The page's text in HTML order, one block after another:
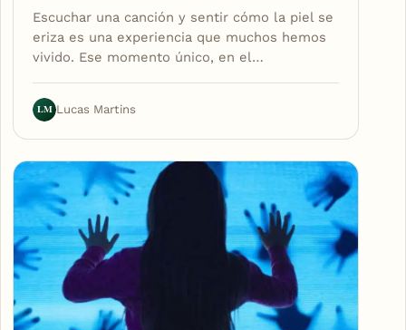
Escuchar una canción y sentir cómo la piel se
eriza es una experiencia que muchos hemos
vivido. Ese momento único, en el…
LM Lucas Martins